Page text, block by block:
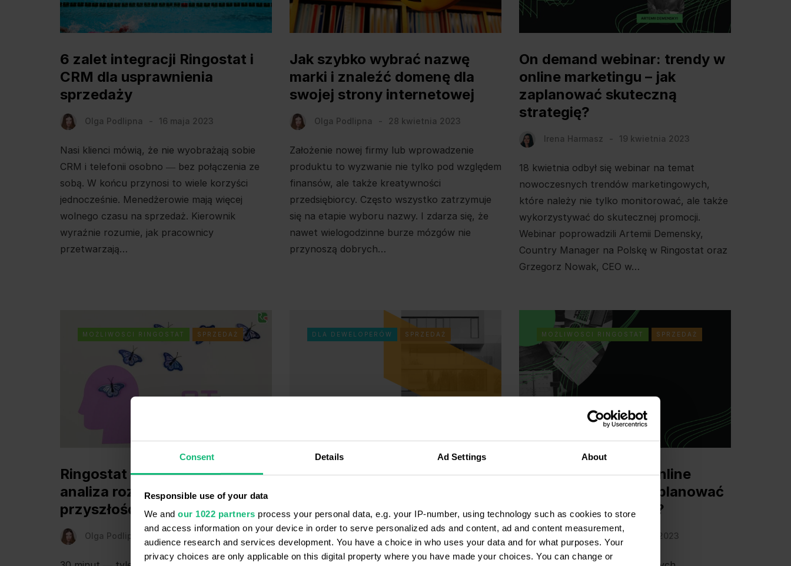
Consent Details Ad Settings About
Responsible use of your data
We and our 1022 partners process your personal data, e.g. your IP-number, using technology such as cookies to store
and access information on your device in order to serve personalized ads and content, ad and content measurement,
audience research and services development. You have a choice in who uses your data and for what purposes. Your
privacy choices are only applicable on this digital property where you have made your choices. You can change or
6 zalet integracji Ringostat i
CRM dla usprawnienia
sprzedaży
Olga Podlipna 16 maja 2023
Nasi klienci mówią, że nie wyobrażają sobie
CRM i telefonii osobno ― bez połączenia ze
sobą. W końcu przynosi to wiele korzyści
jednocześnie. Menedżerowie mają więcej
wolnego czasu na sprzedaż. Kierownik
wyraźnie rozumie, jak pracownicy
przetwarzają…
Jak szybko wybrać nazwę
marki i znaleźć domenę dla
swojej strony internetowej
Olga Podlipna 28 kwietnia 2023
Założenie nowej firmy lub wprowadzenie
produktu to wyzwanie nie tylko pod względem
finansów, ale także kreatywności
przedsiębiorcy. Często wszystko zatrzymuje
się na etapie wyboru nazwy. I zdarza się, że
nawet wielogodzinne burze mózgów nie
przynoszą dobrych…
On demand webinar: trendy w
online marketingu – jak
zaplanować skuteczną
strategię?
Irena Harmasz 19 kwietnia 2023
18 kwietnia odbył się webinar na temat
nowoczesnych trendów marketingowych,
które należy nie tylko monitorować, ale także
wykorzystywać do skutecznej promocji.
Webinar poprowadzili Artemii Demensky,
Country Manager na Polskę w Ringostat oraz
Grzegorz Nowak, CEO w…
MOŻLIWOSCI RINGOSTAT SPRZEDAŻ
Ringostat AI: błyskawiczna
analiza rozmów z klientami to
przyszłość sprzedaży
Olga Podlipna
DLA DEWELOPERÓW SPRZEDAŻ
Webinar: jak nie przepalać
zwiększyć liczbę połączeń w
10 razy?
Irena Harmasz 5 kwietnia 2023
MOŻLIWOSCI RINGOSTAT SPRZEDAŻ
Webinar: trendy w online
marketingu ― jak zaplanować
skuteczną strategię?
31 marca 2023